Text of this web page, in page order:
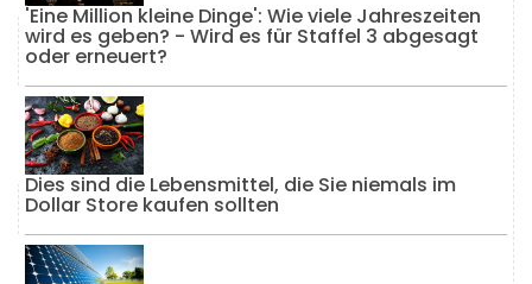
'Eine Million kleine Dinge': Wie viele Jahreszeiten
wird es geben? - Wird es für Staffel 3 abgesagt
oder erneuert?
Dies sind die Lebensmittel, die Sie niemals im
Dollar Store kaufen sollten